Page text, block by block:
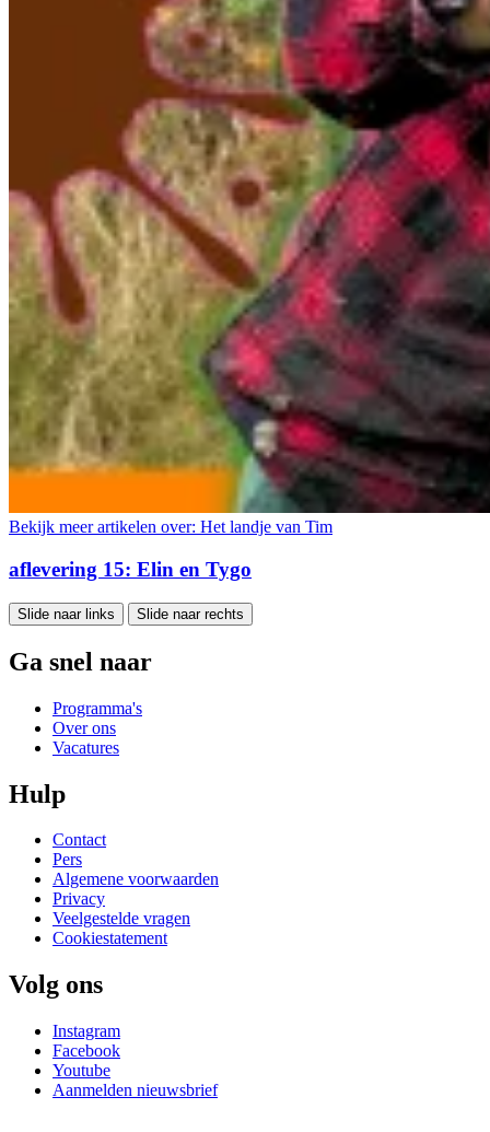
Bekijk meer artikelen over: Het landje van Tim
aflevering 15: Elin en Tygo
Slide naar links Slide naar rechts
Ga snel naar
Programma's
Over ons
Vacatures
Hulp
Contact
Pers
Algemene voorwaarden
Privacy
Veelgestelde vragen
Cookiestatement
Volg ons
Instagram
Facebook
Youtube
Aanmelden nieuwsbrief